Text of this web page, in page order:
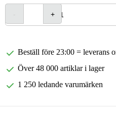
Beställ före 23:00 = leverans
Över 48 000 artiklar i lager
1 250 ledande varumärken